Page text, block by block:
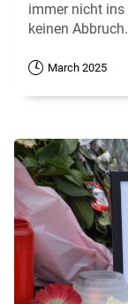
immer nicht
keinen Abbruch.
March 2025